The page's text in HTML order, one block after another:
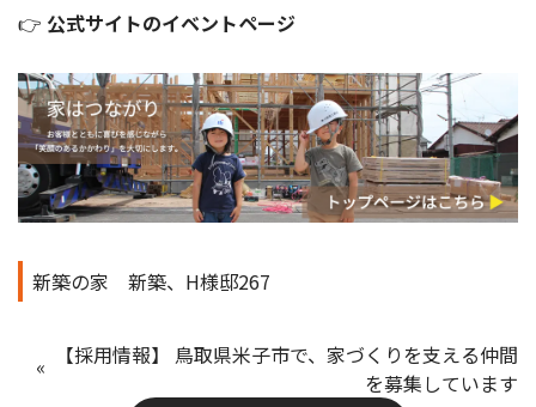
👉 公式サイトのイベントページ
新築の家 新築、H様邸267
【採用情報】 鳥取県米子市で、家づくりを支える仲間
を募集しています